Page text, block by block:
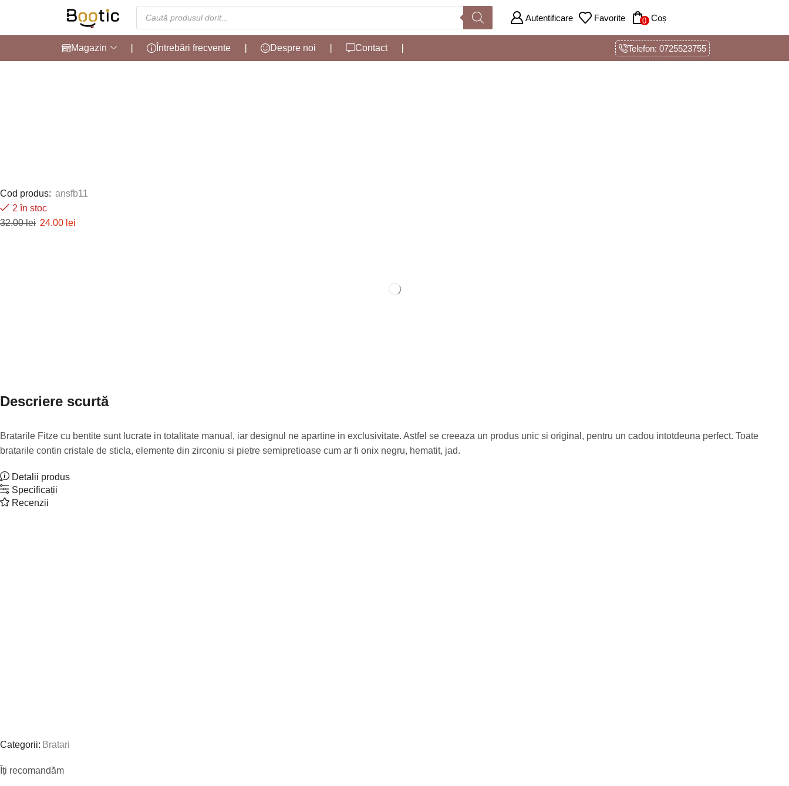
Autentificare Favorite 0 Coș
Magazin Întrebări frecvente Despre noi Contact Telefon: 0725523755
Cod produs: ansfb11
2 în stoc
32.00lei 24.00 lei
Descriere scurtă
Bratarile Fitze cu bentite sunt lucrate in totalitate manual, iar designul ne apartine in exclusivitate. Astfel se creeaza un produs unic si original, pentru un cadou intotdeuna perfect. Toate
bratarile contin cristale de sticla, elemente din zirconiu si pietre semipretioase cum ar fi onix negru, hematit, jad.
Detalii produs
Specificații
Recenzii
Categorii: Bratari
Îți recomandăm